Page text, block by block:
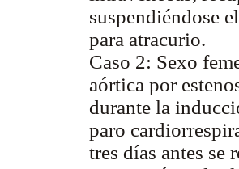
suspendiéndose
para atracurio.
Caso 2: Sexo
aórtica por
durante la
paro
tres días antes se